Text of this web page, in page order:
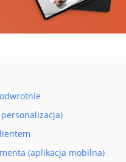
(aplikacja mobilna)